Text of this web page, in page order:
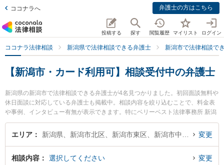
ココナラへ 弁護士の方はこちら
投稿する 探す 閲覧履歴 マイリスト ログイン
ココナラ法律相談 新潟県で法律相談できる弁護士 新潟市で法律相談で
【新潟市・カード利用可】相談受付中の弁護士
新潟県の新潟市で法律相談できる弁護士が4名見つかりました。初回面談無料や
休日面談に対応している弁護士も掲載中。相談内容を絞り込むことで、料金表
や事例、インタビュー有無が表示できます。特にベリーベスト法律事務所 新潟
オフィスの川村 浩樹弁護士や東京スタートアップ法律事務所 新潟支店の吉成
純輝弁護士、ベリーベスト法律事務所 新潟オフィスの村上 純二弁護士のプロフ
こんな法律相談をお持ちの方は是非ご利用ください。新潟市で土日や夜間に発
エリア 変更
相談内容 選択してください 変更